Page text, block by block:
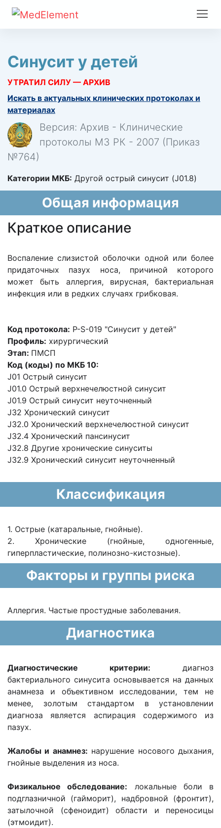
Синусит у детей
УТРАТИЛ СИЛУ — АРХИВ
Искать в актуальных клинических протоколах и
материалах
Версия: Архив - Клинические
протоколы МЗ РК - 2007 (Приказ
№764)
Категории МКБ: Другой острый синусит (J01.8)
Общая информация
Краткое описание
Воспаление слизистой оболочки одной или более
придаточных пазух носа, причиной которого
может быть аллергия, вирусная, бактериальная
инфекция или в редких случаях грибковая.
Код протокола: P-S-019 "Синусит у детей"
Профиль: хирургический
Этап: ПМСП
Код (коды) по МКБ 10:
J01 Острый синусит
J01.0 Острый верхнечелюстной синусит
J01.9 Острый синусит неуточненный
J32 Хронический синусит
J32.0 Хронический верхнечелюстной синусит
J32.4 Хронический пансинусит
J32.8 Другие хронические синуситы
J32.9 Хронический синусит неуточненный
Классификация
1. Острые (катаральные, гнойные).
2. Хронические (гнойные, одногенные,
гиперпластические, полинозно-кистозные).
Факторы и группы риска
Аллергия. Частые простудные заболевания.
Диагностика
Диагностические критерии: диагноз
бактериального синусита основывается на данных
анамнеза и объективном исследовании, тем не
менее, золотым стандартом в установлении
диагноза является аспирация содержимого из
пазух.
Жалобы и анамнез: нарушение носового дыхания,
гнойные выделения из носа.
Физикальное обследование: локальные боли в
подглазничной (гайморит), надбровной (фронтит),
затылочной (сфеноидит) области и переносицы
(этмоидит).